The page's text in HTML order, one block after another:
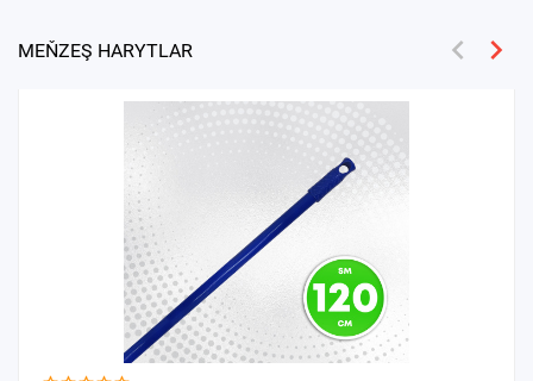
MEŇZEŞ HARYTLAR